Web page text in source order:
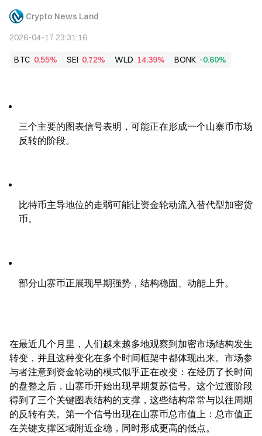
Crypto News Land
2026-04-17 23:31:16
BTC 0.55% SEI 0.72% WLD 14.39% BONK -0.60%
三个主要的图表信号表明，可能正在形成一个山寨币市场
反转的阶段。
比特币主导地位的走弱可能让资金轮动流入替代型加密货
币。
部分山寨币正展现早期强势，结构稳固、动能上升。
在最近几个月里，人们越来越多地观察到加密市场结构发生
转变，并且这种变化在多个时间框架中都体现出来。市场参
与者注意到资金轮动的模式似乎正在改变：在经历了长时间
的盘整之后，山寨币开始出现早期复苏信号。这个过渡阶段
得到了三个关键图表结构的支撑，这些结构常常与以往周期
的反转有关。第一个信号出现在山寨币总市值上：总市值正
在关键支撑区域附近企稳，同时形成更高的低点。